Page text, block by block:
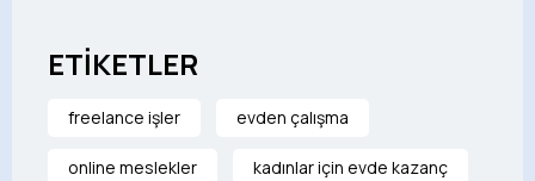
ETİKETLER
freelance işler evden çalışma
online meslekler kadınlar için evde kazanç